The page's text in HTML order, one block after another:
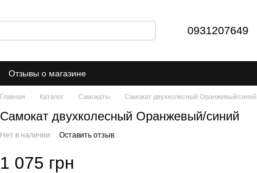
0931207649
Отзывы о магазине
Главная Каталог Самокаты Самокат двухколесный Оранжевый/синий
Самокат двухколесный Оранжевый/синий
Нет в наличии Оставить отзыв
1 075 грн